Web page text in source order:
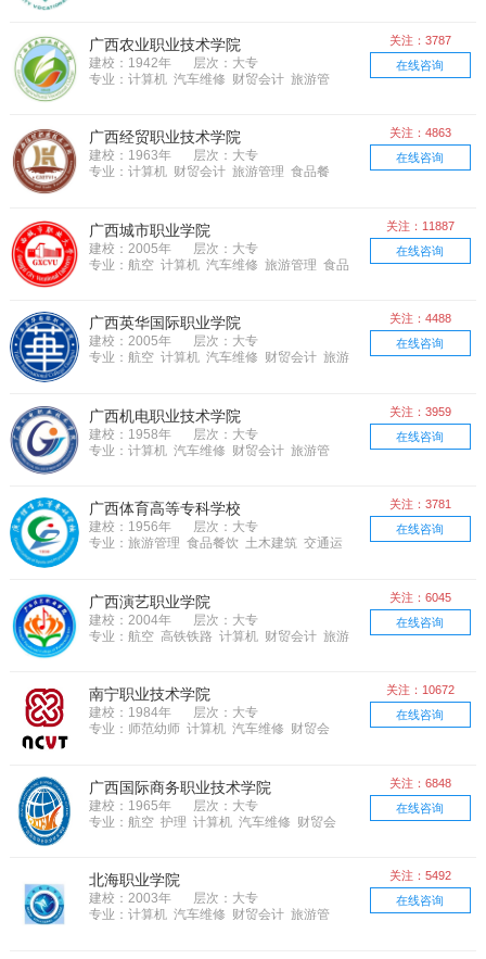
广西农业职业技术学院
建校：1942年
层次：大专
专业：计算机 汽车维修 财贸会计 旅游管
关注：3787
在线咨询
广西经贸职业技术学院
建校：1963年
层次：大专
专业：计算机 财贸会计 旅游管理 食品餐
关注：4863
在线咨询
广西城市职业学院
建校：2005年
层次：大专
专业：航空 计算机 汽车维修 旅游管理 食品
关注：11887
在线咨询
广西英华国际职业学院
建校：2005年
层次：大专
专业：航空 计算机 汽车维修 财贸会计 旅游
关注：4488
在线咨询
广西机电职业技术学院
建校：1958年
层次：大专
专业：计算机 汽车维修 财贸会计 旅游管
关注：3959
在线咨询
广西体育高等专科学校
建校：1956年
层次：大专
专业：旅游管理 食品餐饮 土木建筑 交通运
关注：3781
在线咨询
广西演艺职业学院
建校：2004年
层次：大专
专业：航空 高铁铁路 计算机 财贸会计 旅游
关注：6045
在线咨询
南宁职业技术学院
建校：1984年
层次：大专
专业：师范幼师 计算机 汽车维修 财贸会
关注：10672
在线咨询
广西国际商务职业技术学院
建校：1965年
层次：大专
专业：航空 护理 计算机 汽车维修 财贸会
关注：6848
在线咨询
北海职业学院
建校：2003年
层次：大专
专业：计算机 汽车维修 财贸会计 旅游管
关注：5492
在线咨询